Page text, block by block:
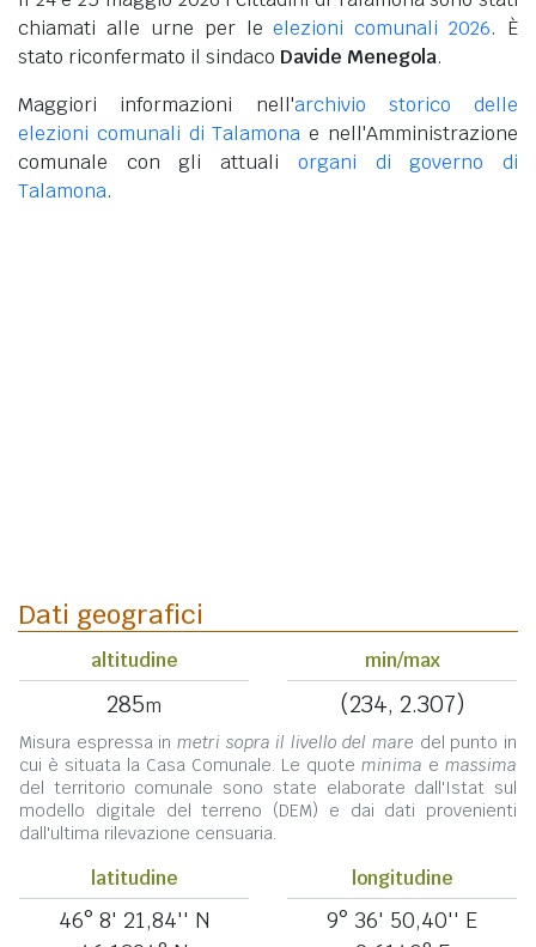
chiamati alle urne per leelezioni comunali 2026. È
stato riconfermato il sindaco Davide Menegola.
Maggiori informazioni nell'archivio storico delle
elezioni comunali di Talamona e nell'Amministrazione
comunale con gli attuali organi di governo di
Talamona.
Dati geografici
altitudine
285m
min/max
(234, 2.307)
Misura espressa in metri sopra il livello del mare del punto in
cui è situata la Casa Comunale. Le quote minima e massima
del territorio comunale sono state elaborate dall'Istat sul
modello digitale del terreno (DEM) e dai dati provenienti
dall'ultima rilevazione censuaria.
latitudine
46° 8' 21,84'' N
longitudine
9° 36' 50,40'' E